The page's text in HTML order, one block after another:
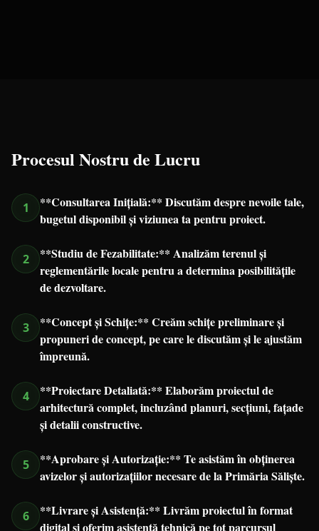
Procesul Nostru de Lucru
1
**Consultarea Inițială:** Discutăm despre nevoile tale,
bugetul disponibil și viziunea ta pentru proiect.
2
**Studiu de Fezabilitate:** Analizăm terenul și
reglementările locale pentru a determina posibilitățile
de dezvoltare.
3
**Concept și Schițe:** Creăm schițe preliminare și
propuneri de concept, pe care le discutăm și le ajustăm
împreună.
4
**Proiectare Detaliată:** Elaborăm proiectul de
arhitectură complet, incluzând planuri, secțiuni, fațade
și detalii constructive.
5
**Aprobare și Autorizație:** Te asistăm în obținerea
avizelor și autorizațiilor necesare de la Primăria Săliște.
6
**Livrare și Asistență:** Livrăm proiectul în format
digital și oferim asistență tehnică pe tot parcursul